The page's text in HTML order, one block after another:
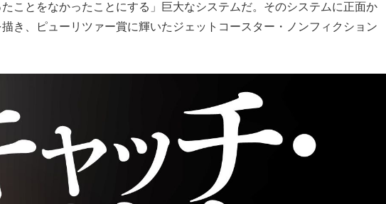
ことをなかったことにする」巨大なシステムだ。そのシステムに正面か
き、ピューリツァー賞に輝いたジェットコースター・ノンフィクション